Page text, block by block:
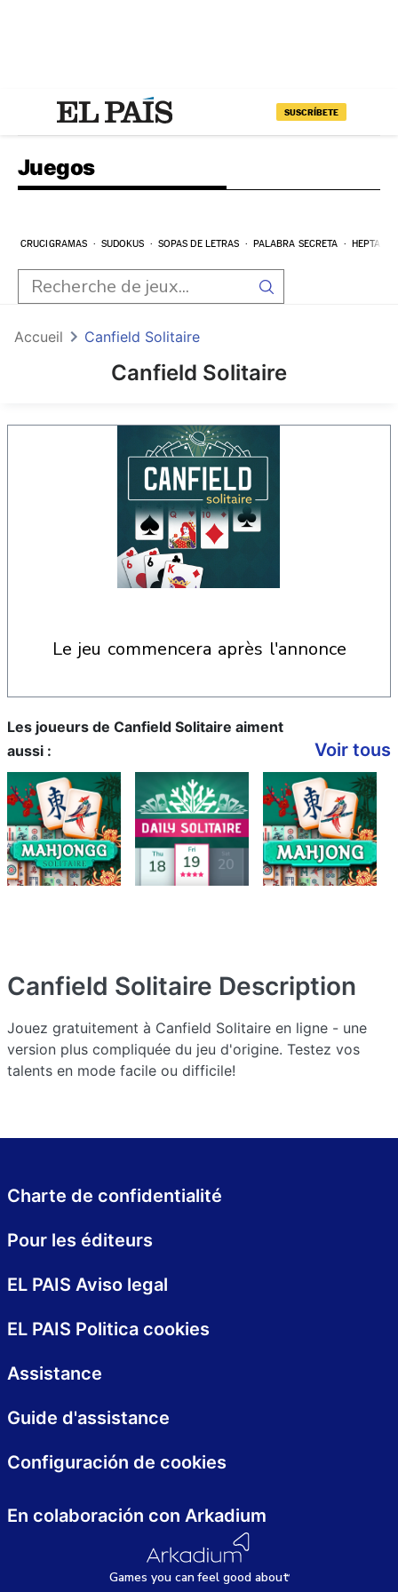
SUSCRÍBETE
Juegos
CRUCIGRAMAS SUDOKUS SOPAS DE LETRAS PALABRA SECRETA
Canfield Solitaire
Accueil Canfield Solitaire
le jeu commencera après l'annonce
Les joueurs de Canfield Solitaire aiment
aussi :
Voir tous
Canfield Solitaire Description
Jouez gratuitement à Canfield Solitaire en ligne - une
version plus compliquée du jeu d'origine. Testez vos
talents en mode facile ou difficile!
En colaboración con Arkadium
Games you canfeel good about
Charte de confidentialité
EL PAIS Aviso legal
Assistance
Pour les éditeurs
EL PAIS Politica cookies
Guide d'assistance
Configuración de cookies